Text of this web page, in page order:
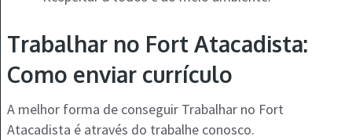
Trabalhar no Fort Atacadista:
Como enviar currículo
A melhor forma de conseguir Trabalhar no Fort
Atacadista é através do trabalhe conosco.